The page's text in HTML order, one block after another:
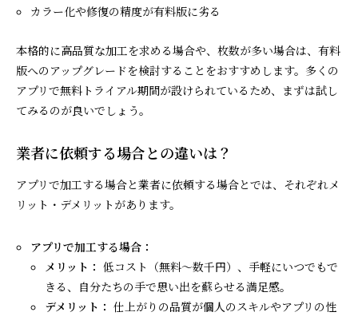
カラー化や修復の精度が有料版に劣る
本格的に高品質な加工を求める場合や、枚数が多い場合は、有料
版へのアップグレードを検討することをおすすめします。多くの
アプリで無料トライアル期間が設けられているため、まずは試し
てみるのが良いでしょう。
業者に依頼する場合との違いは？
アプリで加工する場合と業者に依頼する場合とでは、それぞれメ
リット・デメリットがあります。
アプリで加工する場合：
メリット： 低コスト（無料～数千円）、手軽にいつでもで
きる、自分たちの手で思い出を蘇らせる満足感。
デメリット： 仕上がりの品質が個人のスキルやアプリの性